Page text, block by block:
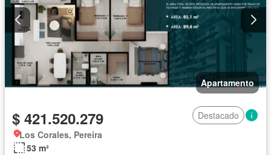
Apartamento
$ 421.520.279
Destacado
Los Corales, Pereira
53 m²